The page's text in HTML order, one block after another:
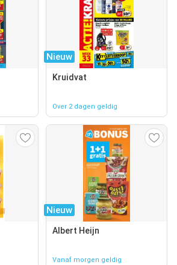
Nieuw
Kruidvat
Over 2 dagen geldig
Nieuw
Albert Heijn
Vanaf morgen geldig